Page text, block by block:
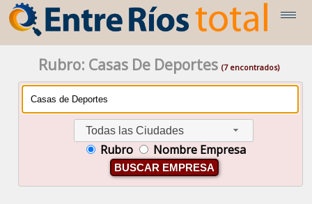
Rubro: Casas De Deportes(7 encontrados)
Todas las Ciudades
Rubro Nombre Empresa
BUSCAR EMPRESA